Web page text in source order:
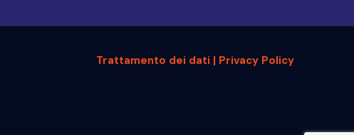
Trattamento dei dati | Privacy Policy